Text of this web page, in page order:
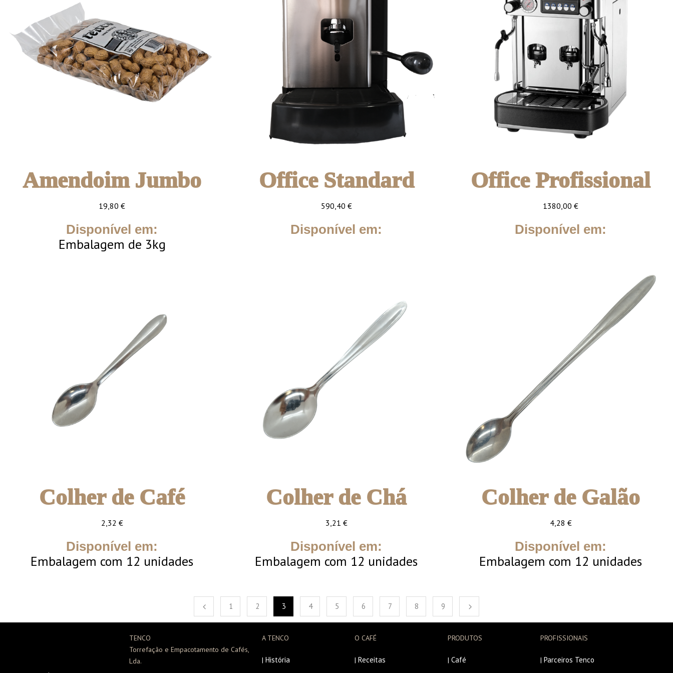
Amendoim Jumbo
19,80€
Disponível em:
Embalagem de 3kg
Office Standard
590,40 €
Disponível em:
Office Profissional
1380,00€
Disponível em:
Colher de Café
2,32 €
Disponível em:
Embalagem com 12 unidades
Colher de Chá
3,21 €
Disponível em:
Embalagem com 12 unidades
Colher de Galão
4,28 €
Disponível em:
Embalagem com 12 unidades
1 2 3 4 5 6 7 8 9
TENCO
Torrefação e Empacotamento de Cafés,
Lda.
A TENCO
|História
O CAFÉ
|Receitas
PRODUTOS
| Café
PROFISSIONAIS
|Parceiros Tenco